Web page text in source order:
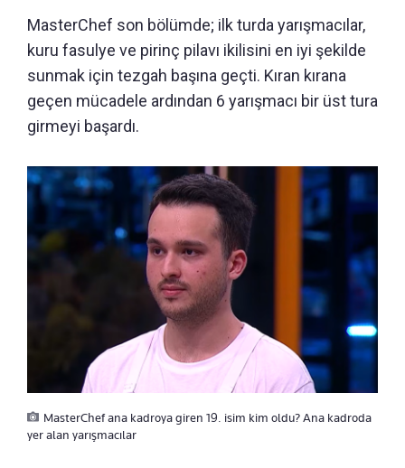
MasterChef son bölümde; ilk turda yarışmacılar,
kuru fasulye ve pirinç pilavı ikilisini en iyi şekilde
sunmak için tezgah başına geçti. Kıran kırana
geçen mücadele ardından 6 yarışmacı bir üst tura
girmeyi başardı.
MasterChef ana kadroya giren 19. isim kim oldu? Ana kadroda
yer alan yarışmacılar